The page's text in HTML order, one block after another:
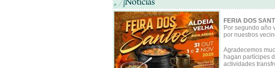
FERIA DOS
Por segundo año
por nuestros
Agradecemos
hagan partícipes
actividades